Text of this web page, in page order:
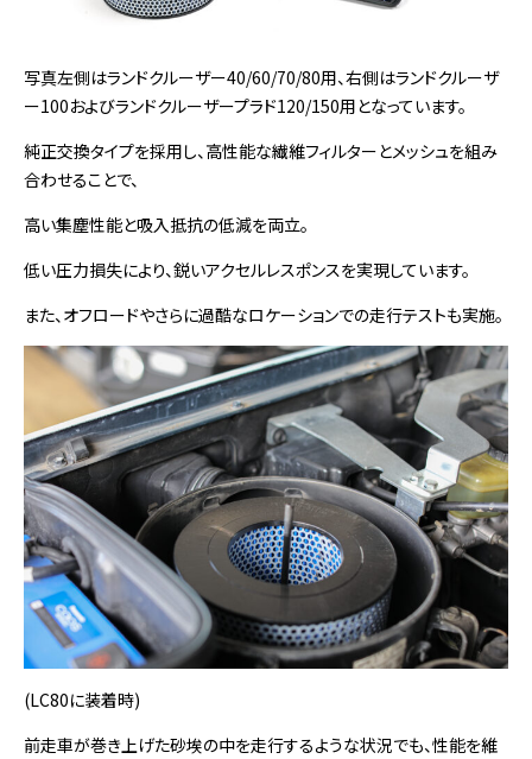
写真左側はランドクルーザー40/60/70/80用、右側はランドクルーザ
ー100およびランドクルーザープラド120/150用となっています。
純正交換タイプを採用し、高性能な繊維フィルターとメッシュを組み
合わせることで、
高い集塵性能と吸入抵抗の低減を両立。
低い圧力損失により、鋭いアクセルレスポンスを実現しています。
また、オフロードやさらに過酷なロケーションでの走行テストも実施。
(LC80に装着時)
前走車が巻き上げた砂埃の中を走行するような状況でも、性能を維